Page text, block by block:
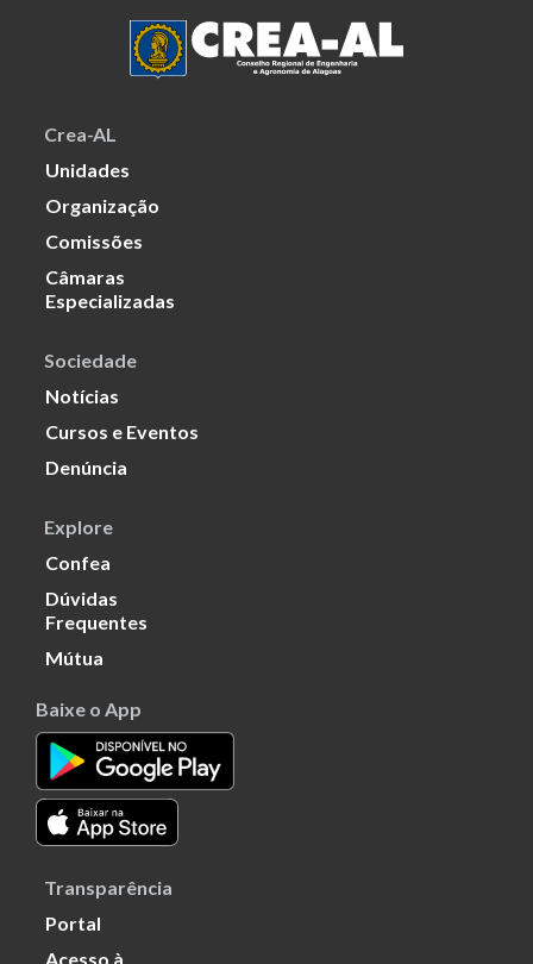
Crea-AL
Unidades
Organização
Comissões
Câmaras
Especializadas
Sociedade
Notícias
Cursos e Eventos
Denúncia
Explore
Confea
Dúvidas
Frequentes
Mútua
Baixe o App
Transparência
Portal
Acesso à